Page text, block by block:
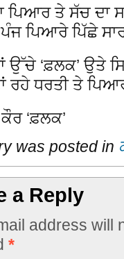
ਪਿਆਰ ਤੇ ਸੱਚ ਦਾ
ਪਿਆਰੇ ਪਿੱਛੇ
ਉੱਚੇ ‘ਫ਼ਲਕ’ ਉਤੇ
ਰਹੇ ਧਰਤੀ ਤੇ
‘ਫ਼ਲਕ’
was posted in
a Reply
address will
*